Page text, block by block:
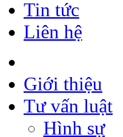
Tin tức
Liên hệ
Giới thiệu
Tư vấn luật
Hình sự